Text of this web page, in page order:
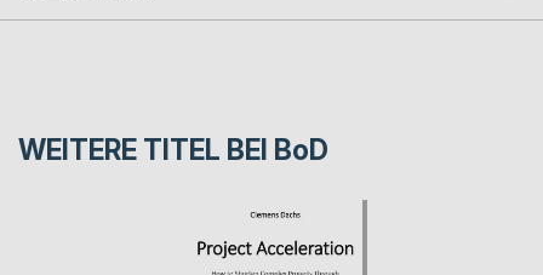
WEITERE TITEL BEI BoD